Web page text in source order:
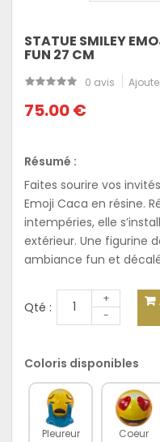
STATUE SMILEY
FUN 27 CM
0 avis
75.00 €
Résumé :
Faites sourire vos
Emoji Caca en résine.
intempéries, elle
extérieur. Une figurine
ambiance fun et
Qté :
+
-
Coloris disponibles
Pleureur Coeur